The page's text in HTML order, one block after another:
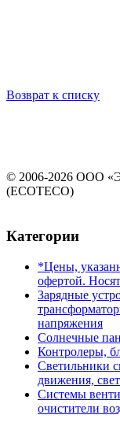
Возврат к списку
© 2006-2026 ООО
(ECOTECO)
Категории
*Цены,
офертой.
Зарядные
напряжения
Солнечные
Контролеры,
Светильники
движения,
Системы
очистители